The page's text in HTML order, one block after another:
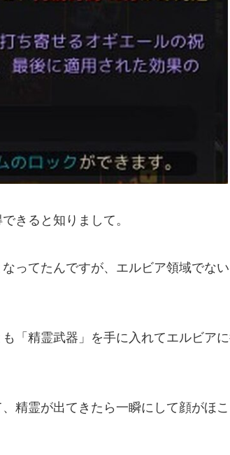
きると知りまして。
ってたんですが、エルビア領域でな
「精霊武器」を手に入れてエルビア
精霊が出てきたら一瞬にして顔がほ